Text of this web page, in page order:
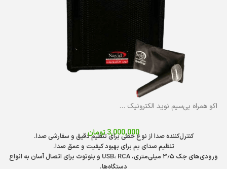
اکو همراه بی‌سیم نوید الکترونیک مدل PA-M624UBR
3,000,000تومان
کنترل‌کننده صدا از نوع خطی برای تنظیم دقیق و سفارشی صدا.
تنظیم صدای بم برای بهبود کیفیت و عمق صدا.
ورودی‌های جک ۳٫۵ میلی‌متری، USB، RCA و بلوتوث برای اتصال آسان به انواع
دستگاه‌ها.